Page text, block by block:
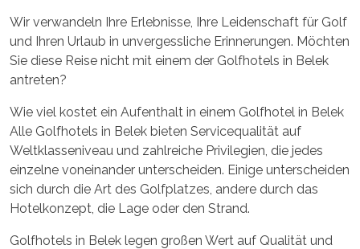
Wir verwandeln Ihre Erlebnisse, Ihre Leidenschaft für Golf
und Ihren Urlaub in unvergessliche Erinnerungen. Möchten
Sie diese Reise nicht mit einem der Golfhotels in Belek
antreten?
Wie viel kostet ein Aufenthalt in einem Golfhotel in Belek
Alle Golfhotels in Belek bieten Servicequalität auf
Weltklasseniveau und zahlreiche Privilegien, die jedes
einzelne voneinander unterscheiden. Einige unterscheiden
sich durch die Art des Golfplatzes, andere durch das
Hotelkonzept, die Lage oder den Strand.
Golfhotels in Belek legen großen Wert auf Qualität und